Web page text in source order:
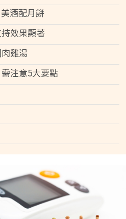
酒配月餅
效果顯著
雞湯
注意5大要點